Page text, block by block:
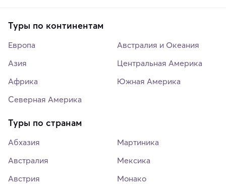
Туры по континентам
Европа
Азия
Африка
Северная Америка
Австралия и Океания
Центральная Америка
Южная Америка
Туры по странам
Абхазия
Австралия
Австрия
Мартиника
Мексика
Монако